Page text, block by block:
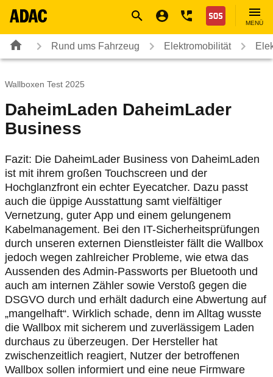
Nothilfe
MENÜ
Rund ums Fahrzeug Elektromobilität
Wallboxen Test 2025
DaheimLaden DaheimLader
Business
Fazit: Die DaheimLader Business von DaheimLaden
ist mit ihrem großen Touchscreen und der
Hochglanzfront ein echter Eyecatcher. Dazu passt
auch die üppige Ausstattung samt vielfältiger
Vernetzung, guter App und einem gelungenem
Kabelmanagement. Bei den IT-Sicherheitsprüfungen
durch unseren externen Dienstleister fällt die Wallbox
jedoch wegen zahlreicher Probleme, wie etwa das
Aussenden des Admin-Passworts per Bluetooth und
auch am internen Zähler sowie Verstoß gegen die
DSGVO durch und erhält dadurch eine Abwertung auf
„mangelhaft“. Wirklich schade, denn im Alltag wusste
die Wallbox mit sicherem und zuverlässigem Laden
durchaus zu überzeugen. Der Hersteller hat
zwischenzeitlich reagiert, Nutzer der betroffenen
Wallbox sollen informiert und eine neue Firmware